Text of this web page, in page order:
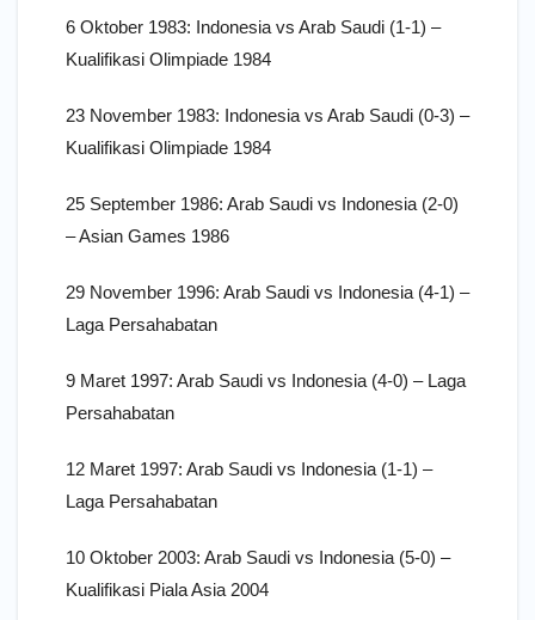
6 Oktober 1983: Indonesia vs Arab Saudi (1-1) –
Kualifikasi Olimpiade 1984
23 November 1983: Indonesia vs Arab Saudi (0-3) –
Kualifikasi Olimpiade 1984
25 September 1986: Arab Saudi vs Indonesia (2-0)
– Asian Games 1986
29 November 1996: Arab Saudi vs Indonesia (4-1) –
Laga Persahabatan
9 Maret 1997: Arab Saudi vs Indonesia (4-0) – Laga
Persahabatan
12 Maret 1997: Arab Saudi vs Indonesia (1-1) –
Laga Persahabatan
10 Oktober 2003: Arab Saudi vs Indonesia (5-0) –
Kualifikasi Piala Asia 2004